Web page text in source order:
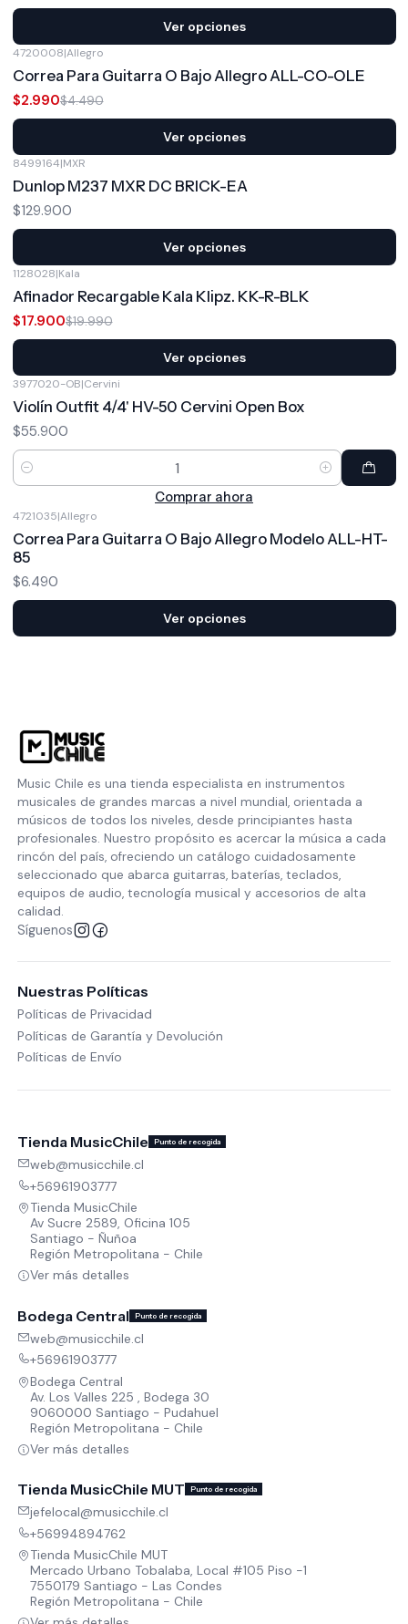
Ver opciones
4720008|Allegro
Correa Para Guitarra O Bajo Allegro ALL-CO-OLE
$2.990$4.490
Ver opciones
8499164|MXR
Dunlop M237 MXR DC BRICK-EA
$129.900
Ver opciones
1128028|Kala
Afinador Recargable Kala Klipz. KK-R-BLK
$17.900$19.990
Ver opciones
3977020-OB|Cervini
Violín Outfit 4/4' HV-50 Cervini Open Box
$55.900
Cantidad
Comprar ahora
4721035|Allegro
Correa Para Guitarra O Bajo Allegro Modelo ALL-HT-
85
$6.490
Ver opciones
Music Chile es una tienda especialista en instrumentos
musicales de grandes marcas a nivel mundial, orientada a
músicos de todos los niveles, desde principiantes hasta
profesionales. Nuestro propósito es acercar la música a cada
rincón del país, ofreciendo un catálogo cuidadosamente
seleccionado que abarca guitarras, baterías, teclados,
equipos de audio, tecnología musical y accesorios de alta
calidad.
Síguenos
Nuestras Políticas
Políticas de Privacidad
Políticas de Garantía y Devolución
Políticas de Envío
Tienda MusicChile Punto de recogida
web@musicchile.cl
+56961903777
Tienda MusicChile
Av Sucre 2589, Oficina 105
Santiago - Ñuñoa
Región Metropolitana - Chile
Ver más detalles
Bodega Central Punto de recogida
web@musicchile.cl
+56961903777
Bodega Central
Av. Los Valles 225 , Bodega 30
9060000 Santiago - Pudahuel
Región Metropolitana - Chile
Ver más detalles
Tienda MusicChile MUT Punto de recogida
jefelocal@musicchile.cl
+56994894762
Tienda MusicChile MUT
Mercado Urbano Tobalaba, Local #105 Piso -1
7550179 Santiago - Las Condes
Región Metropolitana - Chile